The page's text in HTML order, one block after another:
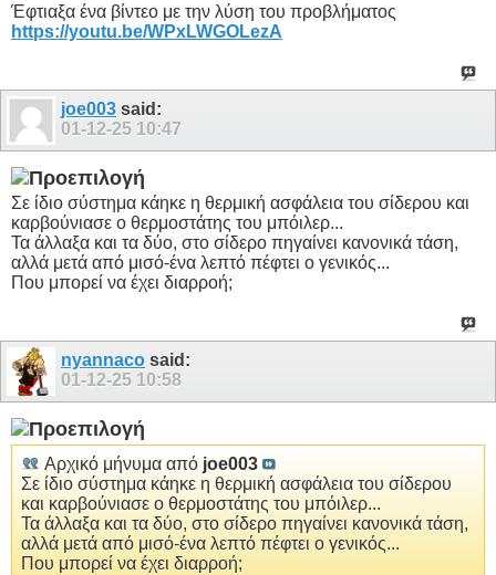
Έφτιαξα ένα βίντεο με την λύση του προβλήματος
https://youtu.be/WPxLWGOLezA
joe003 said:
01-12-25 10:47
Σε ίδιο σύστημα κάηκε η θερμική ασφάλεια του σίδερου και
καρβούνιασε ο θερμοστάτης του μπόιλερ...
Τα άλλαξα και τα δύο, στο σίδερο πηγαίνει κανονικά τάση,
αλλά μετά από μισό-ένα λεπτό πέφτει ο γενικός...
Που μπορεί να έχει διαρροή;
nyannaco said:
01-12-25 10:58
Αρχικό μήνυμα από joe003
Σε ίδιο σύστημα κάηκε η θερμική ασφάλεια του σίδερου
και καρβούνιασε ο θερμοστάτης του μπόιλερ...
Τα άλλαξα και τα δύο, στο σίδερο πηγαίνει κανονικά τάση,
αλλά μετά από μισό-ένα λεπτό πέφτει ο γενικός...
Που μπορεί να έχει διαρροή;